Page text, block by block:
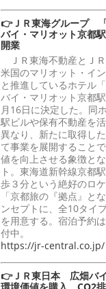
👉ＪＲ東海グループ
バイ・マリオット京都
開業
ＪＲ東海不動産とＪ
米国のマリオット・イ
と推進しているホテル
バイ・マリオット京都
月16日に決定した。同
駅ビルや保有不動産を
異なり、新たに取得し
て事業を展開すること
値を向上させる象徴と
ト。東海道新幹線京都
歩３分という絶好のロケ
「京都旅の『拠点』と
ンセプトに、全10タイ
を用意する。宿泊予約
付中。
https://jr-central.co.jp/
👉ＪＲ東日本 広畑バ